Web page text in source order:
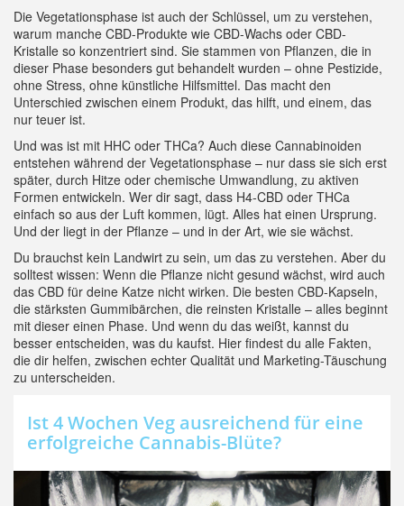
Die Vegetationsphase ist auch der Schlüssel, um zu verstehen,
warum manche CBD-Produkte wie CBD-Wachs oder CBD-
Kristalle so konzentriert sind. Sie stammen von Pflanzen, die in
dieser Phase besonders gut behandelt wurden – ohne Pestizide,
ohne Stress, ohne künstliche Hilfsmittel. Das macht den
Unterschied zwischen einem Produkt, das hilft, und einem, das
nur teuer ist.
Und was ist mit HHC oder THCa? Auch diese Cannabinoiden
entstehen während der Vegetationsphase – nur dass sie sich erst
später, durch Hitze oder chemische Umwandlung, zu aktiven
Formen entwickeln. Wer dir sagt, dass H4-CBD oder THCa
einfach so aus der Luft kommen, lügt. Alles hat einen Ursprung.
Und der liegt in der Pflanze – und in der Art, wie sie wächst.
Du brauchst kein Landwirt zu sein, um das zu verstehen. Aber du
solltest wissen: Wenn die Pflanze nicht gesund wächst, wird auch
das CBD für deine Katze nicht wirken. Die besten CBD-Kapseln,
die stärksten Gummibärchen, die reinsten Kristalle – alles beginnt
mit dieser einen Phase. Und wenn du das weißt, kannst du
besser entscheiden, was du kaufst. Hier findest du alle Fakten,
die dir helfen, zwischen echter Qualität und Marketing-Täuschung
zu unterscheiden.
Ist 4 Wochen Veg ausreichend für eine
erfolgreiche Cannabis-Blüte?